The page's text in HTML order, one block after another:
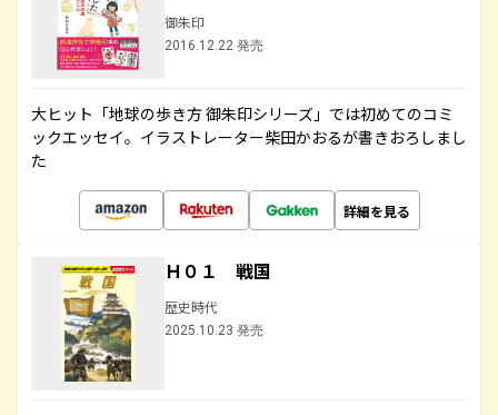
御朱印
2016.12.22 発売
大ヒット「地球の歩き方 御朱印シリーズ」では初めてのコミ
ックエッセイ。イラストレーター柴田かおるが書きおろしまし
た
詳細を見る
Ｈ０１ 戦国
歴史時代
2025.10.23 発売